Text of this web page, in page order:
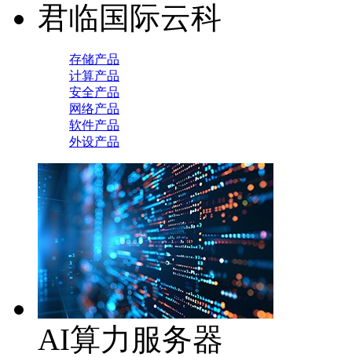
君临国际云科
存储产品
计算产品
安全产品
网络产品
软件产品
外设产品
AI算力服务器